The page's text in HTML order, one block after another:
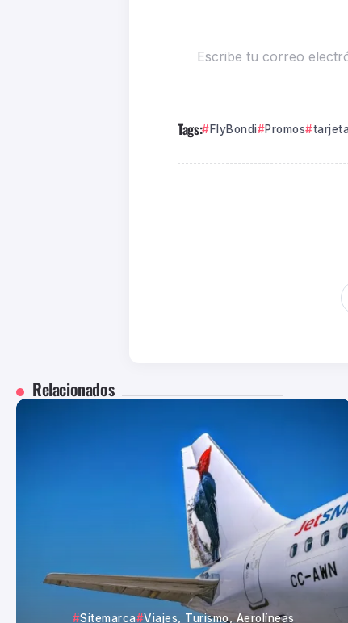
Tags: FlyBondi Promos
Relacionados
Sitemarca Viajes, Turismo, Aerolíneas